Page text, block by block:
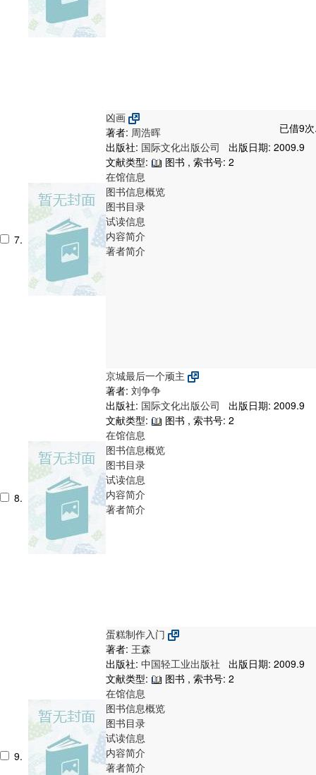
7.
凶画
已借9
著者: 周浩晖
出版社: 国际文化出版公司
出版日期: 2009.9
文献类型:
图书 , 索书号: 2
在馆信息
图书信息概览
图书目录
试读信息
内容简介
著者简介
8.
京城最后一个顽主
著者: 刘争争
出版社: 国际文化出版公司
出版日期: 2009.9
文献类型:
图书 , 索书号: 2
在馆信息
图书信息概览
图书目录
试读信息
内容简介
著者简介
9.
蛋糕制作入门
著者: 王森
出版社: 中国轻工业出版社
出版日期: 2009.9
文献类型:
图书 , 索书号: 2
在馆信息
图书信息概览
图书目录
试读信息
内容简介
著者简介